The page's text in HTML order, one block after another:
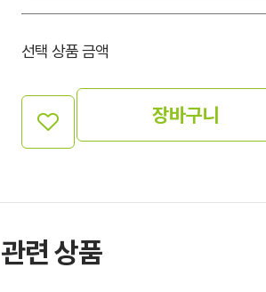
선택 상품 금액
장바구니
관련 상품